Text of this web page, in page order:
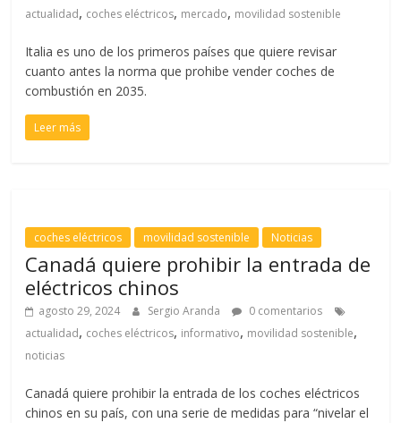
actualidad, coches eléctricos, mercado, movilidad sostenible
Italia es uno de los primeros países que quiere revisar
cuanto antes la norma que prohibe vender coches de
combustión en 2035.
Leer más
coches eléctricos movilidad sostenible Noticias
Canadá quiere prohibir la entrada de
eléctricos chinos
agosto 29, 2024 Sergio Aranda
0 comentarios
actualidad, coches eléctricos, informativo, movilidad sostenible,
noticias
Canadá quiere prohibir la entrada de los coches eléctricos
chinos en su país, con una serie de medidas para “nivelar el